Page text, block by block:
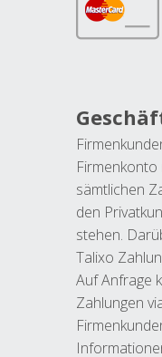
Firmenkonto
sämtlichen
den
stehen.
Talixo
Auf Anfrage
Zahlungen